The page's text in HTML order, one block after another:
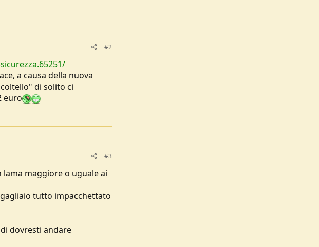
#2
a causa della nuova
di solito ci
euro
#3
maggiore o uguale ai
tutto impacchettato
dovresti andare